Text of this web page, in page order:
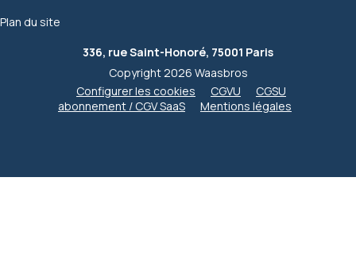
Plan du site
336, rue Saint-Honoré, 75001 Paris
Copyright 2026 Waasbros
Configurer les cookies
CGVU
CGSU
abonnement / CGV SaaS
Mentions légales